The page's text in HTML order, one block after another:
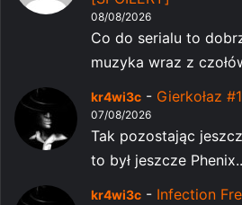
08/08/2026
Co do serialu to
muzyka wraz z
kr4wi3c - Gierkołaz
07/08/2026
Tak pozostając
to był jeszcze
kr4wi3c - Infection